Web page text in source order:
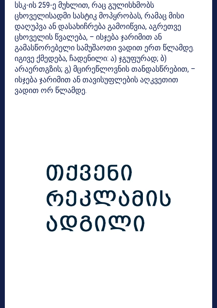
სსკ-ის 259-ე მუხლით, რაც გულისხმობს
ცხოველისადმი სასტიკ მოპყრობას, რამაც მისი
დაღუპვა ან დასახიჩრება გამოიწვია, აგრეთვე
ცხოველის წვალება, – ისჯება ჯარიმით ან
გამასწორებელი სამუშაოთი ვადით ერთ წლამდე.
იგივე ქმედება, ჩადენილი: ა) ჯგუფურად; ბ)
არაერთგზის; გ) მცირეწლოვნის თანდასწრებით, –
ისჯება ჯარიმით ან თავისუფლების აღკვეთით
ვადით ორ წლამდე.